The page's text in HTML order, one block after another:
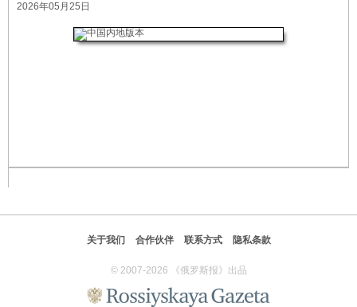
2026年05月25日
关于我们 合作伙伴 联系方式 隐私条款
© 2007-2026 《俄罗斯报》出品